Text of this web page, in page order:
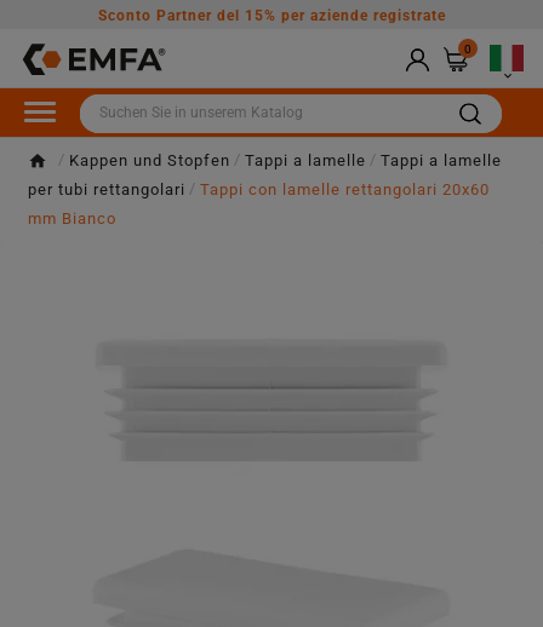
Sconto Partner del 15% per aziende registrate
0

Kappen und Stopfen Tappi a lamelle
Tappi a lamelle
per tubi rettangolari
Tappi con lamelle rettangolari 20x60
mm Bianco